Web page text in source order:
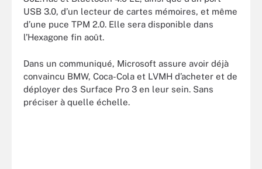
USB 3.0, d’un lecteur de cartes mémoires, et même
d’une puce TPM 2.0. Elle sera disponible dans
l’Hexagone fin août.
Dans un communiqué, Microsoft assure avoir déjà
convaincu BMW, Coca-Cola et LVMH d’acheter et de
déployer des Surface Pro 3 en leur sein. Sans
préciser à quelle échelle.